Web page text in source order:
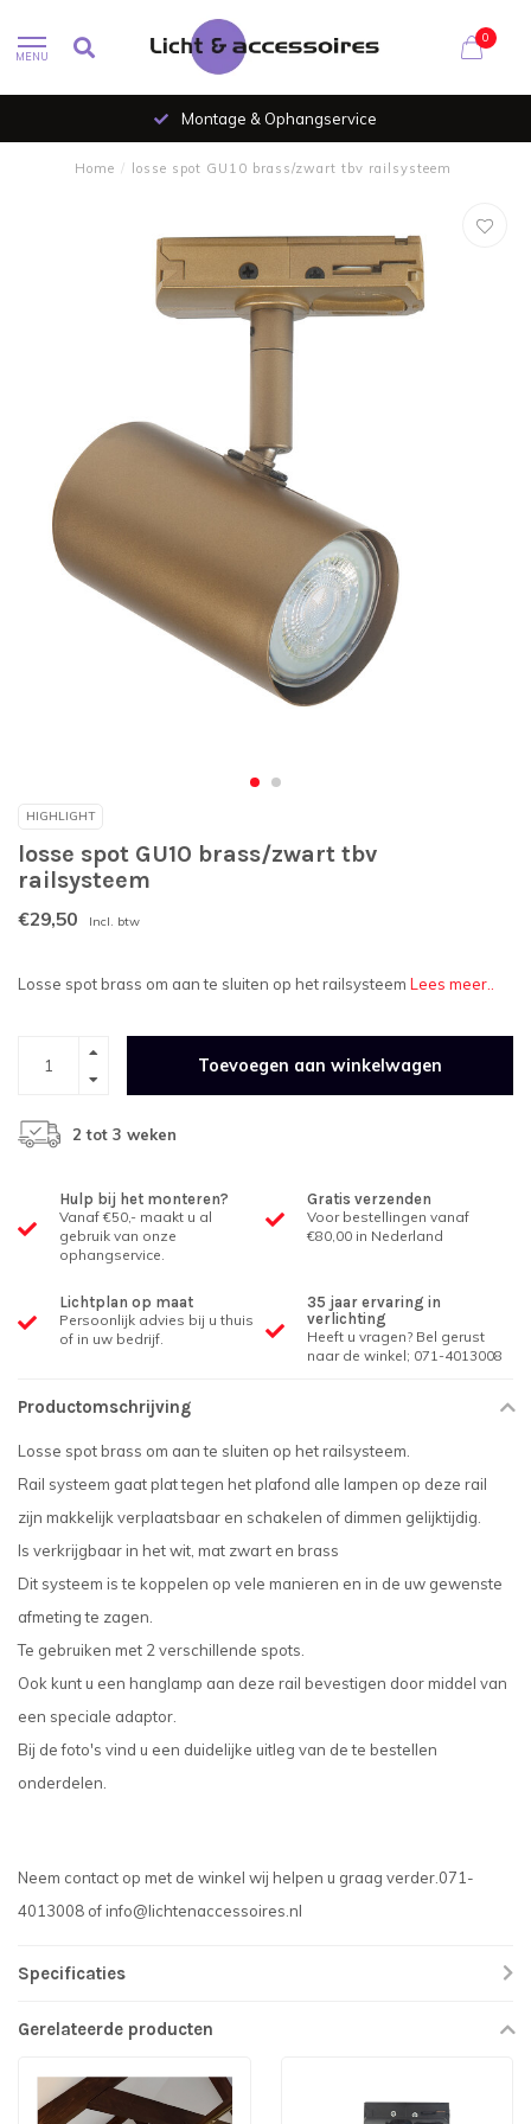
MENU
0
Montage & Ophangservice
Home / losse spot GU10 brass/zwart tbv railsysteem
HIGHLIGHT
losse spot GU10 brass/zwart tbv
railsysteem
€29,50 Incl. btw
Losse spot brass om aan te sluiten op het railsysteem Lees meer..
Toevoegen aan winkelwagen
2 tot 3 weken
Hulp bij het monteren?
Vanaf €50,- maakt u al
gebruik van onze
ophangservice.
Gratis verzenden
Voor bestellingen vanaf
€80,00 in Nederland
Lichtplan op maat
Persoonlijk advies bij u thuis
of in uw bedrijf.
35 jaar ervaring in
verlichting
Heeft u vragen? Bel gerust
naar de winkel; 071-4013008
Productomschrijving
Losse spot brass om aan te sluiten op het railsysteem.
Rail systeem gaat plat tegen het plafond alle lampen op deze rail
zijn makkelijk verplaatsbaar en schakelen of dimmen gelijktijdig.
Is verkrijgbaar in het wit, mat zwart en brass
Dit systeem is te koppelen op vele manieren en in de uw gewenste
afmeting te zagen.
Te gebruiken met 2 verschillende spots.
Ook kunt u een hanglamp aan deze rail bevestigen door middel van
een speciale adaptor.
Bij de foto's vind u een duidelijke uitleg van de te bestellen
onderdelen.
Neem contact op met de winkel wij helpen u graag verder.071-
4013008 of info@lichtenaccessoires.nl
Specificaties
Gerelateerde producten